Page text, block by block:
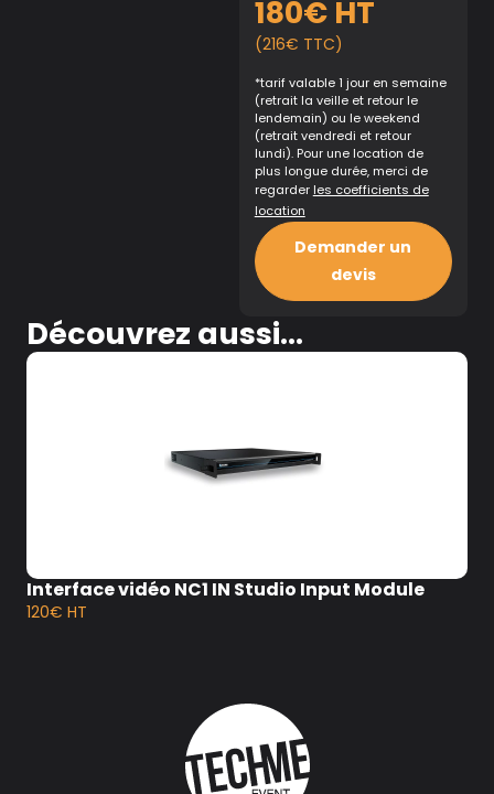
180€ HT
(216€ TTC)
*tarif valable 1 jour en semaine
(retrait la veille et retour le
lendemain) ou le weekend
(retrait vendredi et retour
lundi). Pour une location de
plus longue durée, merci de
regarder les coefficients de
location
Demander un
devis
Découvrez aussi...
Interface vidéo NC1 IN Studio Input Module
120€ HT